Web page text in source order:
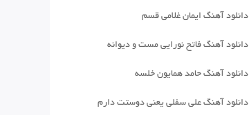
دانلود آهنگ ایمان غلامی قسم
دانلود آهنگ فاتح نورایی مست و دیوانه
دانلود آهنگ حامد همایون خلسه
دانلود آهنگ علی سفلی یعنی دوستت دارم